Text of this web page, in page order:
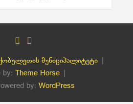
მუნიციპალიტეტი
by: Theme Horse
by: WordPress